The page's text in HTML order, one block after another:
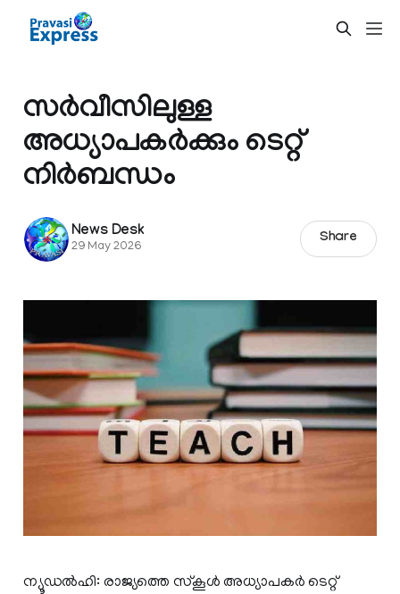
സർവീസിലുള്ള
അധ്യാപകർക്കും ടെറ്റ്
നിർബന്ധം
News Desk
29 May 2026
Share
ന്യൂഡല്‍ഹി: രാജ്യത്തെ സ്കൂൾ അധ്യാപകർ ടെറ്റ്